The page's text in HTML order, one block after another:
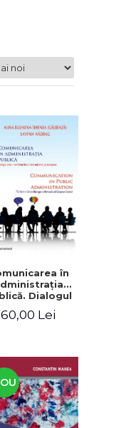
în
Dialogul
– cetăţean în
naţional
.
state-citizen
in
and
European
context
60,00 Lei